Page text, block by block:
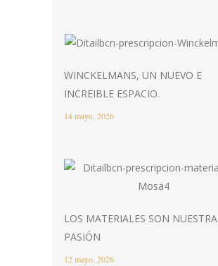
WINCKELMANS, UN NUEVO E
INCREIBLE ESPACIO.
14 mayo, 2026
LOS MATERIALES SON NUESTRA
PASIÓN
12 mayo, 2026